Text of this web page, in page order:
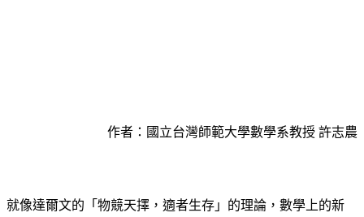
作者：國立台灣師範大學數學系教授 許志農
就像達爾文的「物競天擇，適者生存」的理論，數學上的新